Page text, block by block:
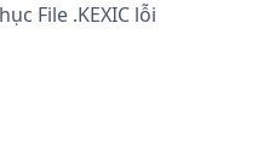
File .KEXIC lỗi